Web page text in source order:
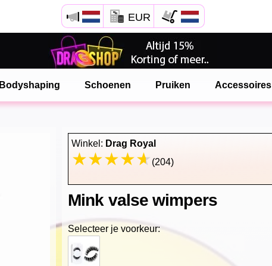
EUR
Bodyshaping Schoenen Pruiken Accessoires
Winkel: Drag Royal
(204)
Mink valse wimpers
Selecteer je voorkeur:
Open Safari menu.
of klik de safari knop zoals hiernaast getoont
en klik TOEVOEGEN AAN BUREAUBLAD